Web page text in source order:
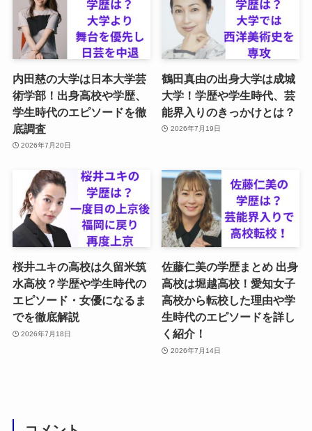
内田慈の大学は日本大学芸
術学部！出身高校や学歴、
学生時代のエピソードを徹
底調査
2026年7月20日
鶴田真由の出身大学は成城
大学！学歴や学生時代、芸
能界入りのきっかけとは？
2026年7月19日
桜井ユキの高校は久留米筑
水高校？学歴や学生時代の
エピソード・女優になるま
でを徹底解説
2026年7月18日
佐藤仁美の学歴まとめ 出身
高校は堀越高校！愛知女子
高校から転校した理由や学
生時代のエピソードを詳し
く紹介！
2026年7月14日